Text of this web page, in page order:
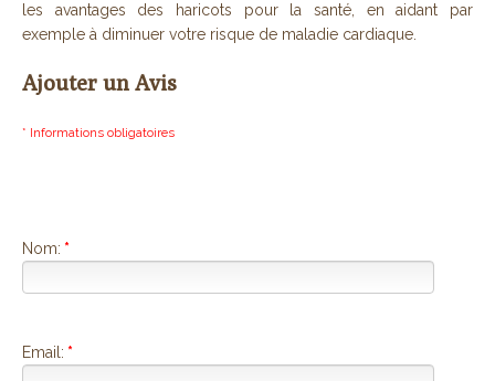
les avantages des haricots pour la santé, en aidant par
exemple à diminuer votre risque de maladie cardiaque.
Ajouter un Avis
* Informations obligatoires
Nom: *
Email: *